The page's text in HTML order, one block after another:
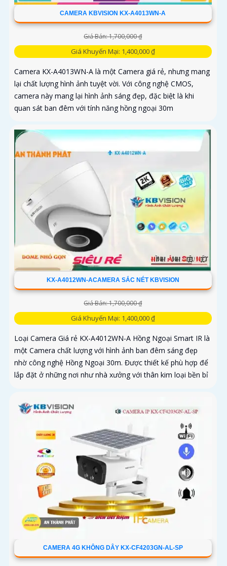
CAMERA KBVISION KX-A4013WN-A
Giá Bán: 1,700,000 ₫
Giá Khuyến Mại: 1,400,000 ₫
Camera KX-A4013WN-A là một Camera giá rẻ, nhưng mang
lại chất lượng hình ảnh tuyệt vời. Với công nghệ CMOS,
camera này mang lại hình ảnh sáng đẹp, đặc biệt là khi
quan sát ban đêm với tính năng hồng ngoại 30m
KX-A4012WN-ACAMERA SẮC NÉT KBVISION
Giá Bán: 1,700,000 ₫
Giá Khuyến Mại: 1,400,000 ₫
Loại Camera Giá rẻ KX-A4012WN-A Hồng Ngoại Smart IR là
một Camera chất lượng với hình ảnh ban đêm sáng đẹp
nhờ công nghệ Hồng Ngoại 30m. Được thiết kế phù hợp để
lắp đặt ở những nơi như nhà xưởng với thân kim loại bền bỉ
CAMERA 4G KHÔNG DÂY KX-CF4203GN-AL-SP